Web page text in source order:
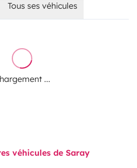
Tous ses véhicules
...
véhicules de Saray